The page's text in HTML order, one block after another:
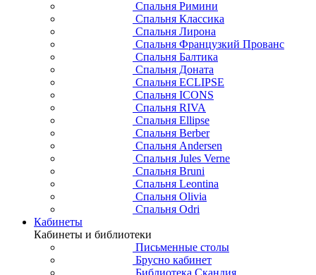
Спальня Римини
Спальня Классика
Спальня Лирона
Спальня Французкий Прованс
Спальня Балтика
Спальня Доната
Спальня ECLIPSE
Спальня ICONS
Спальня RIVA
Спальня Ellipse
Спальня Berber
Спальня Andersen
Спальня Jules Verne
Спальня Bruni
Спальня Leontina
Спальня Olivia
Спальня Odri
Кабинеты
Кабинеты и библиотеки
Письменные столы
Брусно кабинет
Библиотека Скандия